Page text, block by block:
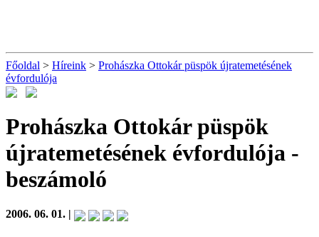
Főoldal > Híreink > Prohászka Ottokár püspök újratemetésének
évfordulója
Prohászka Ottokár püspök
újratemetésének évfordulója -
beszámoló
2006. 06. 01. |